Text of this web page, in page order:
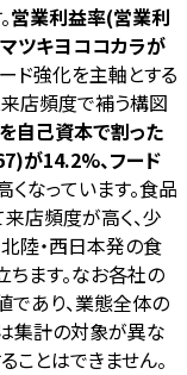
営業利益率(営業利
ツキヨココカラが
ード強化を主軸とする
店頻度で補う構図
自己資本で割った
が14.2%、フード
くなっています。食品
店頻度が高く、少
陸・西日本発の食
ます。なお各社の
あり、業態全体の
集計の対象が異な
ことはできません。